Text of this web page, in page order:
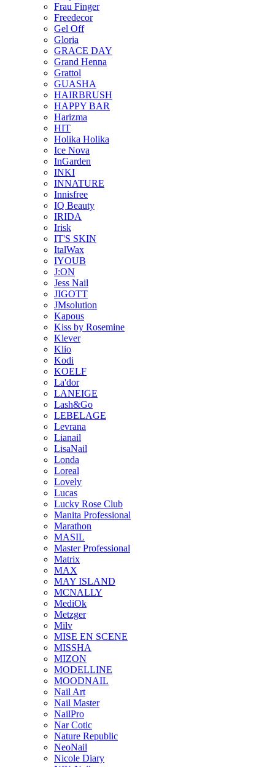
Frau Finger
Freedecor
Gel Off
Gloria
GRACE DAY
Grand Henna
Grattol
GUASHA
HAIRBRUSH
HAPPY BAR
Harizma
HIT
Holika Holika
Ice Nova
InGarden
INKI
INNATURE
Innisfree
IQ Beauty
IRIDA
Irisk
IT'S SKIN
ItalWax
IYOUB
J:ON
Jess Nail
JIGOTT
JMsolution
Kapous
Kiss by Rosemine
Klever
Klio
Kodi
KOELF
La'dor
LANEIGE
Lash&Go
LEBELAGE
Levrana
Lianail
LisaNail
Londa
Loreal
Lovely
Lucas
Lucky Rose Club
Manita Professional
Marathon
MASIL
Master Professional
Matrix
MAX
MAY ISLAND
MCNALLY
MediOk
Metzger
Milv
MISE EN SCENE
MISSHA
MIZON
MODELLINE
MOODNAIL
Nail Art
Nail Master
NailPro
Nar Cotic
Nature Republic
NeoNail
Nicole Diary